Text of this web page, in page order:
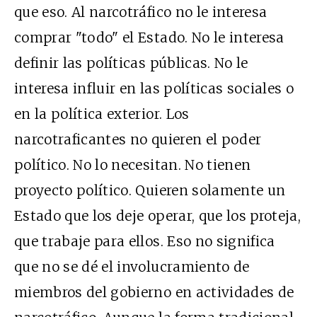
que eso. Al narcotráfico no le interesa
comprar "todo" el Estado. No le interesa
definir las políticas públicas. No le
interesa influir en las políticas sociales o
en la política exterior. Los
narcotraficantes no quieren el poder
político. No lo necesitan. No tienen
proyecto político. Quieren solamente un
Estado que los deje operar, que los proteja,
que trabaje para ellos. Eso no significa
que no se dé el involucramiento de
miembros del gobierno en actividades de